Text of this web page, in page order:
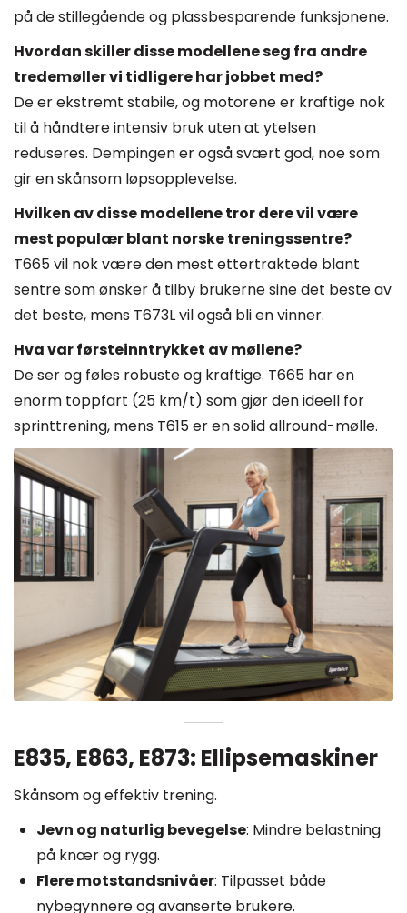
på de stillegående og plassbesparende funksjonene.
Hvordan skiller disse modellene seg fra andre
tredemøller vi tidligere har jobbet med?
De er ekstremt stabile, og motorene er kraftige nok
til å håndtere intensiv bruk uten at ytelsen
reduseres. Dempingen er også svært god, noe som
gir en skånsom løpsopplevelse.
Hvilken av disse modellene tror dere vil være
mest populær blant norske treningssentre?
T665 vil nok være den mest ettertraktede blant
sentre som ønsker å tilby brukerne sine det beste av
det beste, mens T673L vil også bli en vinner.
Hva var førsteinntrykket av møllene?
De ser og føles robuste og kraftige. T665 har en
enorm toppfart (25 km/t) som gjør den ideell for
sprinttrening, mens T615 er en solid allround-mølle.
E835, E863, E873: Ellipsemaskiner
Skånsom og effektiv trening.
Jevn og naturlig bevegelse: Mindre belastning
på knær og rygg.
Flere motstandsnivåer: Tilpasset både
nybegynnere og avanserte brukere.